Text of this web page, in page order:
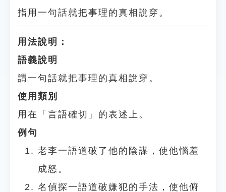
指用一句話就把事理的真相說穿。
用法說明：
語義說明
謂一句話就把事理的真相說穿。
使用類別
用在「言語確切」的表述上。
例句
老李一語道破了他的陰謀，使他惱羞
成怒。
名偵探一語道破嫌犯的手法，使他俯